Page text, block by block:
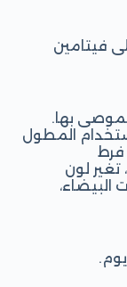
فيتامين
الموصى بها.
المطول
فرط
تغير لون
البيضاء،